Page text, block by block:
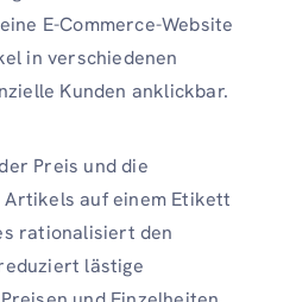
E-Commerce-Website
in verschiedenen
Kunden anklickbar.
Preis und die
Artikels auf einem Etikett
rationalisiert den
lästige